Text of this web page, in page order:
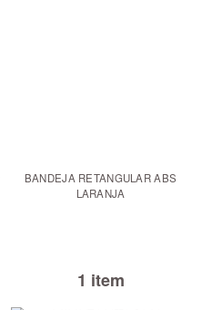
BANDEJA RETANGULAR ABS
LARANJA
1 item